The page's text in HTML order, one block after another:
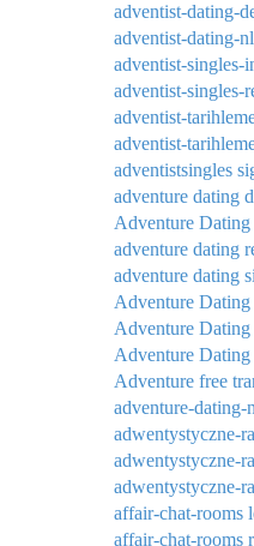
adventist-dating-
adventist-dating-
adventist-
adventist-
adventist-
adventist-
adventistsingles
adventure dating
Adventure
adventure dating
adventure dating
Adventure Dating
Adventure Dating
Adventure Dating
Adventure free
adventure-dating-
adwentystyczne-
adwentystyczne-
adwentystyczne-
affair-chat-rooms
affair-chat-rooms